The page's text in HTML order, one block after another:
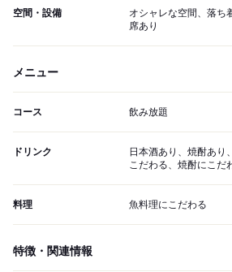
空間・設備
オシャレな空間、落ち
席あり
メニュー
コース 飲み放題
ドリンク
日本酒あり、焼酎あり
こだわる、焼酎にこだ
料理 魚料理にこだわる
特徴・関連情報